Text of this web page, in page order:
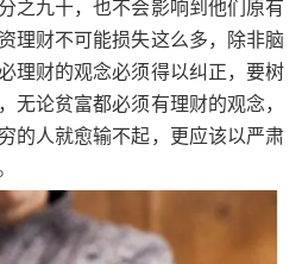
之九十，也不会影响到他们原有
理财不可能损失这么多，除非脑
理财的观念必须得以纠正，要树
无论贫富都必须有理财的观念，
的人就愈输不起，更应该以严肃